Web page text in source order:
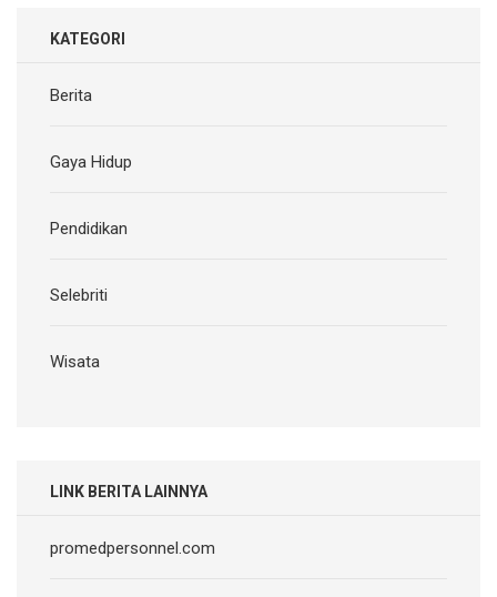
KATEGORI
Berita
Gaya Hidup
Pendidikan
Selebriti
Wisata
LINK BERITA LAINNYA
promedpersonnel.com